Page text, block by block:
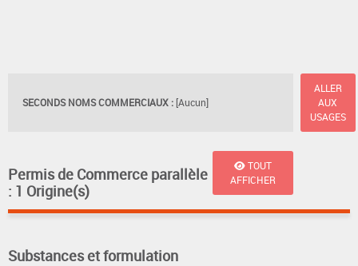
SECONDS NOMS COMMERCIAUX : [Aucun]
ALLER
AUX
USAGES
Permis de Commerce parallèle
: 1 Origine(s)
TOUT
AFFICHER
Substances et formulation